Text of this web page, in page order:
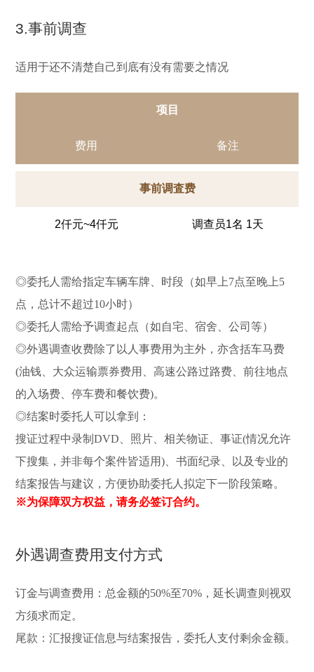
3.事前调查
适用于还不清楚自己到底有没有需要之情况
项目
费用 备注
事前调査费
2仟元~4仟元 调查员1名 1天
◎委托人需给指定车辆车牌、时段（如早上7点至晚上5
点，总计不超过10小时）
◎委托人需给予调查起点（如自宅、宿舍、公司等）
◎外遇调查收费除了以人事费用为主外，亦含括车马费
(油钱、大众运输票券费用、高速公路过路费、前往地点
的入场费、停车费和餐饮费)。
◎结案时委托人可以拿到：
搜证过程中录制DVD、照片、相关物证、事证(情况允许
下搜集，并非每个案件皆适用)、书面纪录、以及专业的
结案报告与建议，方便协助委托人拟定下一阶段策略。
※为保障双方权益，请务必签订合约。
外遇调查费用支付方式
订金与调查费用：总金额的50%至70%，延长调查则视双
方须求而定。
尾款：汇报搜证信息与结案报告，委托人支付剩余金额。